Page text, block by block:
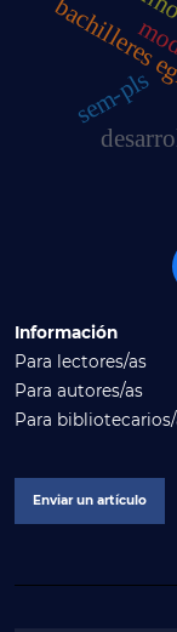
sem-pls
Información
Para lectores/as
Para autores/as
Para
Enviar un artículo